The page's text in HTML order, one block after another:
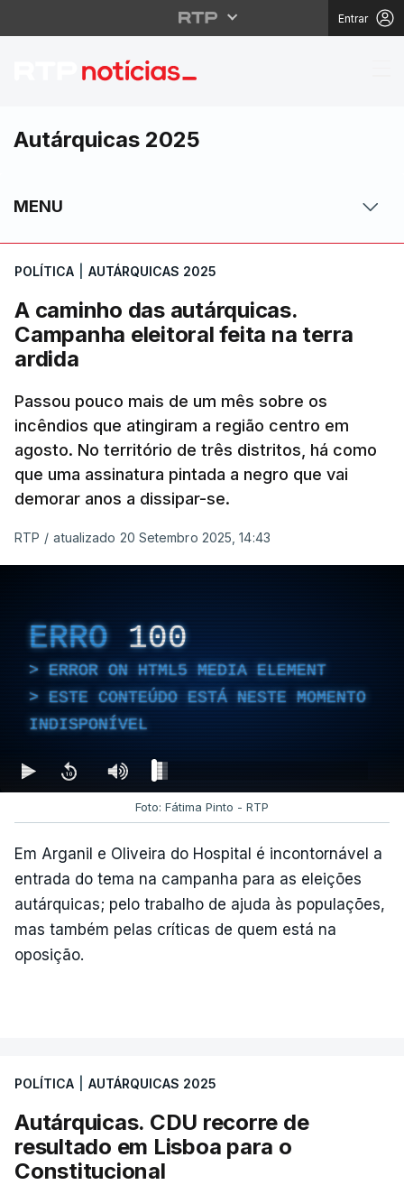
Entrar
A caminho das
Autárquicas 2025
MENU
POLÍTICA AUTÁRQUICAS 2025
A caminho das autárquicas.
Campanha eleitoral feita na terra
ardida
Passou pouco mais de um mês sobre os
incêndios que atingiram a região centro em
agosto. No território de três distritos, há como
que uma assinatura pintada a negro que vai
demorar anos a dissipar-se.
RTP / atualizado 20 Setembro 2025, 14:43
ERRO 100
ERROR ON HTML5 MEDIA ELEMENT
ESTE CONTEÚDO ESTÁ NESTE MOMENTO
INDISPONÍVEL
Foto: Fátima Pinto - RTP
Em Arganil e Oliveira do Hospital é incontornável a
entrada do tema na campanha para as eleições
autárquicas; pelo trabalho de ajuda às populações,
mas também pelas críticas de quem está na
oposição.
POLÍTICA AUTÁRQUICAS 2025
Autárquicas. CDU recorre de
resultado em Lisboa para o
Constitucional